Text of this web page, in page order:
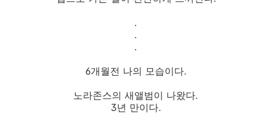
.
.
.
6개월전 나의 모습이다.
노라존스의 새앨범이 나왔다.
3년 만이다.